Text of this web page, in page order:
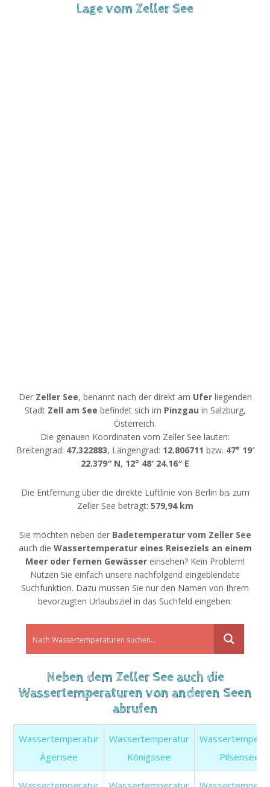
Lage vom Zeller See
Der Zeller See, benannt nach der direkt am Uferliegenden
Stadt Zell am See befindet sich im Pinzgau in Salzburg,
Österreich.
Die genauen Koordinaten vom Zeller See lauten:
Breitengrad: 47.322883, Längengrad: 12.806711 bzw. 47° 19′
22.379″ N, 12° 48′ 24.16″ E
Die Entfernung über die direkte Luftlinie von Berlin bis zum
Zeller See beträgt: 579,94 km
Sie möchten neben der Badetemperatur vom Zeller See
auch die Wassertemperatur eines Reiseziels an einem
Meer oder fernen Gewässer einsehen? Kein Problem!
Nutzen Sie einfach unsere nachfolgend eingeblendete
Suchfunktion. Dazu müssen Sie nur den Namen von Ihrem
bevorzugten Urlaubsziel in das Suchfeld eingeben:
Neben dem Zeller See auch die
Wassertemperaturen von anderen Seen
abrufen
Wassertemperatur
Ägerisee
Wassertemperatur
Königssee
Pilsensee